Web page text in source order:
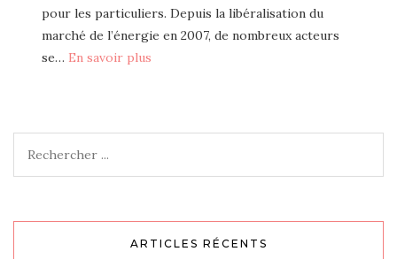
pour les particuliers. Depuis la libéralisation du
marché de l’énergie en 2007, de nombreux acteurs
se… En savoir plus
ARTICLES RÉCENTS